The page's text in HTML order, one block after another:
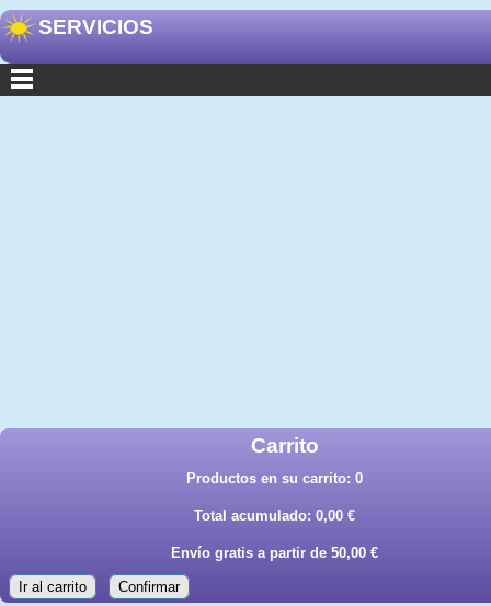
SERVICIOS
Carrito
Productos en su carrito: 0
Total acumulado: 0,00 €
Envío gratis a partir de 50,00 €
Ir al carrito Confirmar